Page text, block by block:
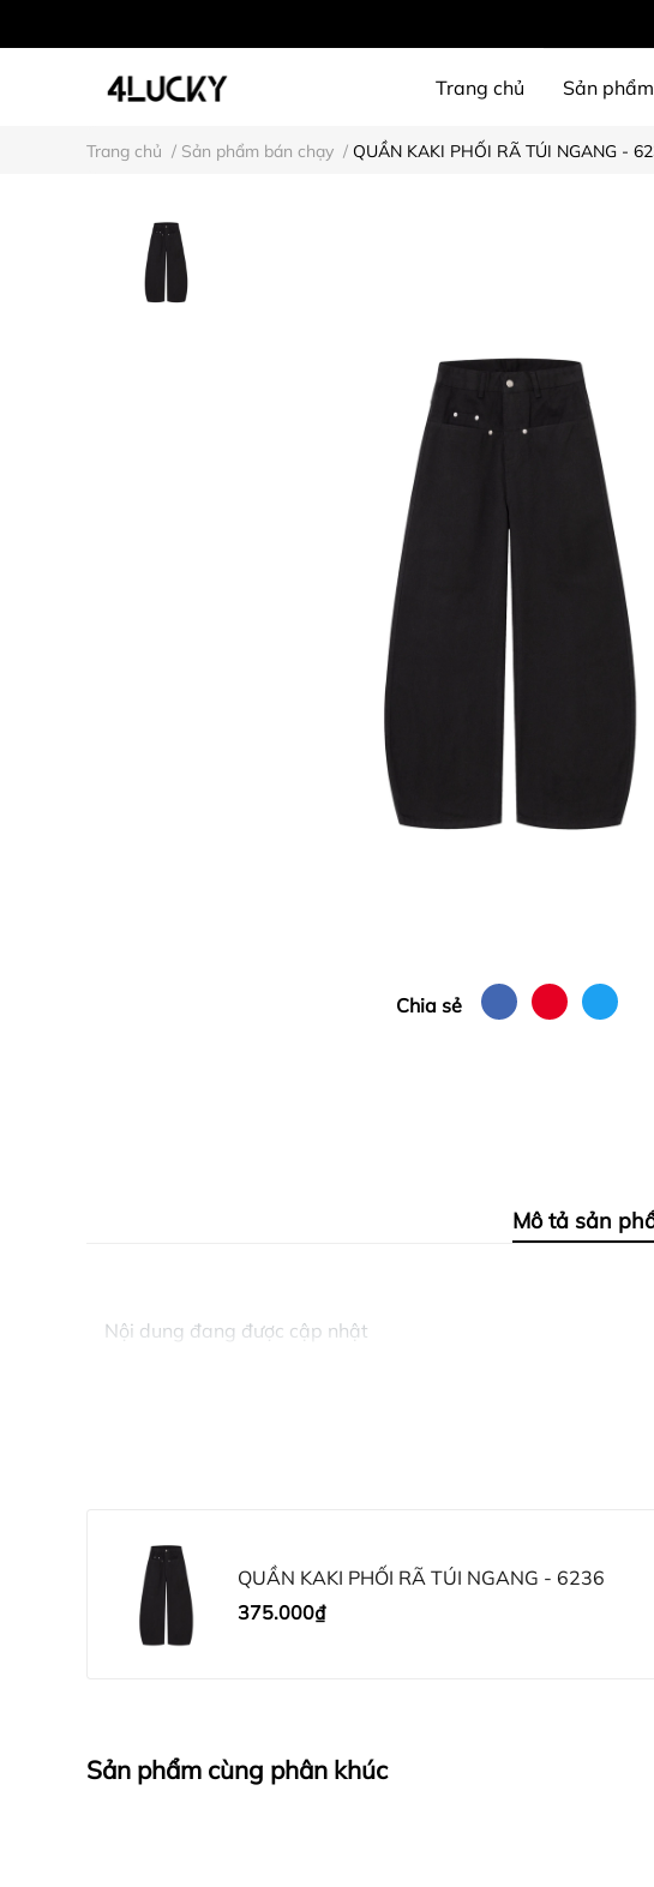
Trang chủ Sản phẩm
Trang chủ / Sản phẩm bán chạy / QUẦN KAKI PHỐI RÃ TÚI NGANG -
Chia sẻ
Mô tả sản
Nội dung đang được cập nhật
QUẦN KAKI PHỐI RÃ TÚI NGANG - 6236
375.000₫
Sản phẩm cùng phân khúc